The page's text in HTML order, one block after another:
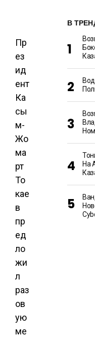
Пр
ез
ид
ент
Ка
сы
м-
Жо
ма
рт
То
кае
в
пр
ед
ло
жи
л
раз
ов
ую
ме
В
На